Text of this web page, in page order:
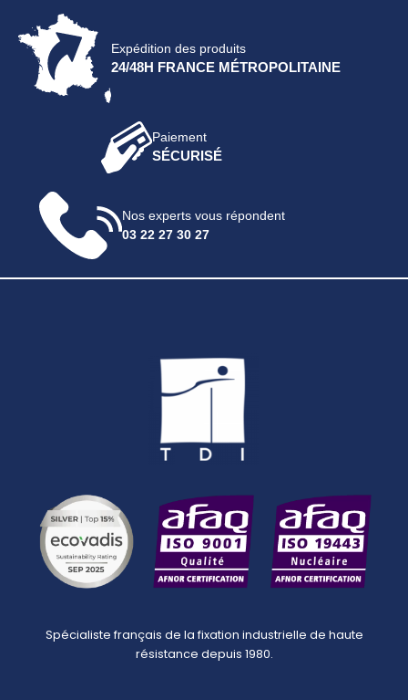
Expédition des produits
24/48H FRANCE MÉTROPOLITAINE
Paiement
SÉCURISÉ
Nos experts vous répondent
03 22 27 30 27
Spécialiste français de la fixation industrielle de haute
résistance depuis 1980.